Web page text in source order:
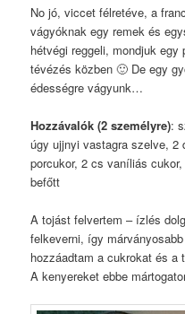
No jó, viccet félretéve, a
vágyóknak egy remek és
hétvégi reggeli, mondjuk
tévézés közben 🙂 De egy
édességre vágyunk…
Hozzávalók (2 személyre):
úgy ujjnyi vastagra szelve, 2
porcukor, 2 cs vaníliás
befőtt
A tojást felvertem – ízlés
felkeverni, így
hozzáadtam a cukrokat és a
A kenyereket ebbe